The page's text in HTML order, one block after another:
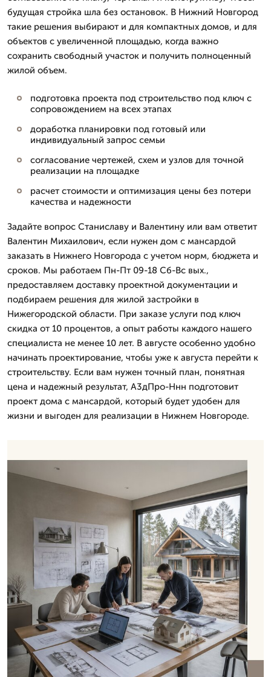
будущая стройка шла без остановок. В Нижний Новгород
такие решения выбирают и для компактных домов, и для
объектов с увеличенной площадью, когда важно
сохранить свободный участок и получить полноценный
жилой объем.
подготовка проекта под строительство под ключ с
сопровождением на всех этапах
доработка планировки под готовый или
индивидуальный запрос семьи
согласование чертежей, схем и узлов для точной
реализации на площадке
расчет стоимости и оптимизация цены без потери
качества и надежности
Задайте вопрос Станиславу и Валентину или вам ответит
Валентин Михаилович, если нужен дом с мансардой
заказать в Нижнего Новгорода с учетом норм, бюджета и
сроков. Мы работаем Пн-Пт 09-18 Сб-Вс вых.,
предоставляем доставку проектной документации и
подбираем решения для жилой застройки в
Нижегородской области. При заказе услуги под ключ
скидка от 10 процентов, а опыт работы каждого нашего
специалиста не менее 10 лет. В августе особенно удобно
начинать проектирование, чтобы уже к августа перейти к
строительству. Если вам нужен точный план, понятная
цена и надежный результат, А3дПро-Ннн подготовит
проект дома с мансардой, который будет удобен для
жизни и выгоден для реализации в Нижнем Новгороде.